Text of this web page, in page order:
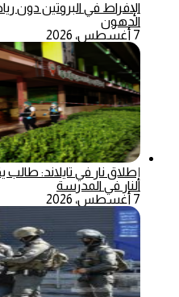
الإفراط في البروتين دون
الدهون
7 أغسطس، 2026
إطلاق نار في تايلاند:
النار في المدرسة
7 أغسطس، 2026